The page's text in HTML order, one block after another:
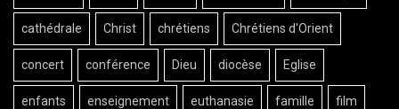
cathédrale Christ chrétiens Chrétiens d'Orient
concert conférence Dieu diocèse Eglise
enfants enseignement euthanasie famille film